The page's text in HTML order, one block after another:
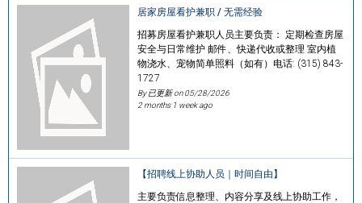
居家房屋看护兼职 / 无需经验
招募房屋看护兼职人员主要负责： 定期检查房屋
安全与日常维护 邮件、快递代收或整理 室内植
物浇水、宠物简单照料（如有）电话: (315) 843-
1727
By 已更新 on05/28/2026
2 months 1 week ago
【招聘线上协助人员｜时间自由】
主要负责信息整理、内容分享及线上协助工作，